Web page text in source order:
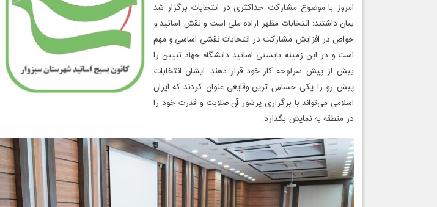
امروز با موضوع مشارکت حداکثری در انتخابات برگزار شد
بیان داشتند: انتخابات مظهر اراده ملی است و نقش اساتید و
خواص در افزایش مشارکت در انتخابات نقشی اساسی و مهم
است و در این زمینه بایستی اساتید دانشگاه جهاد تبیین را
بیش از پیش سرلوحه کار خود قرار دهند. ایشان انتخابات
پیش رو را یکی حساس ترین وقایعی عنوان کردند که ایران
اسلامی می‌تواند با برگزاری پرشور آن صلابت و قدرت خود را
در منطقه به نمایش بگذارد.